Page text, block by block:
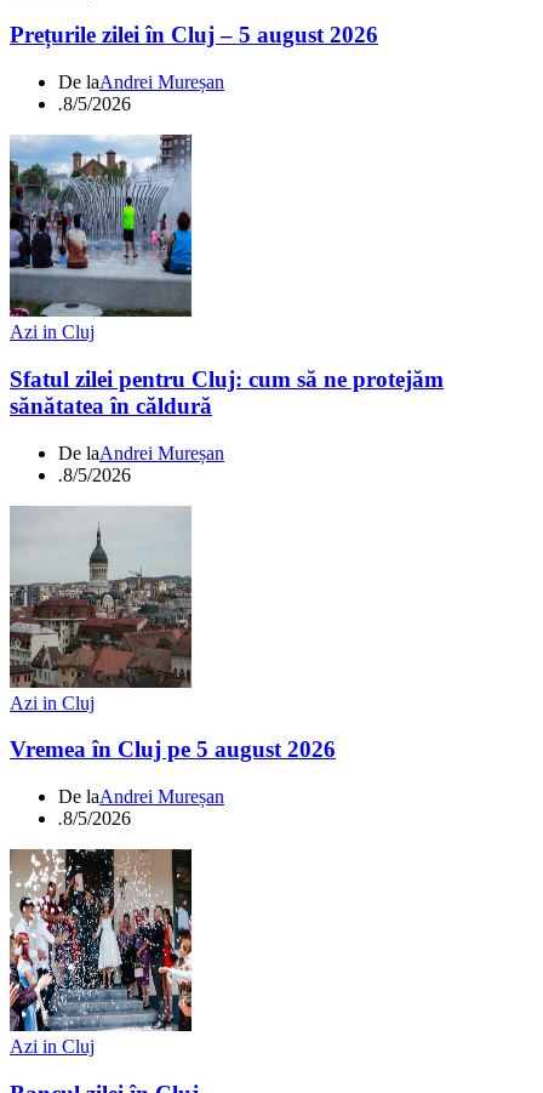
Prețurile zilei în Cluj – 5 august 2026
De laAndrei Mureșan
.8/5/2026
Azi in Cluj
Sfatul zilei pentru Cluj: cum să ne protejăm
sănătatea în căldură
De laAndrei Mureșan
.8/5/2026
Azi in Cluj
Vremea în Cluj pe 5 august 2026
De laAndrei Mureșan
.8/5/2026
Azi in Cluj